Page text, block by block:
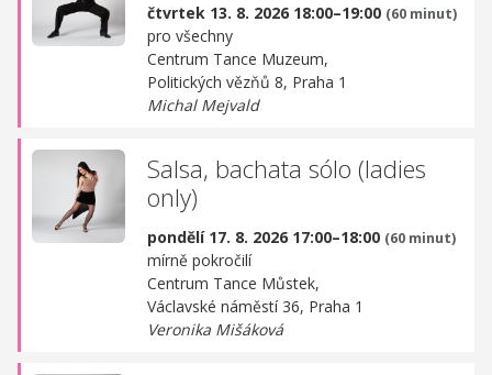
čtvrtek 13. 8. 2026 18:00–19:00 (60 minut)
pro všechny
Centrum Tance Muzeum,
Politických vězňů 8, Praha 1
Michal Mejvald
Salsa, bachata sólo (ladies
only)
pondělí 17. 8. 2026 17:00–18:00 (60 minut)
mírně pokročilí
Centrum Tance Můstek,
Václavské náměstí 36, Praha 1
Veronika Mišáková